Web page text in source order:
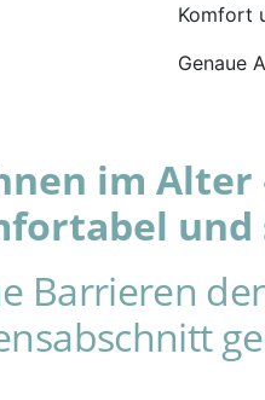
Komfort
Genaue
im Alter
und
Barrieren